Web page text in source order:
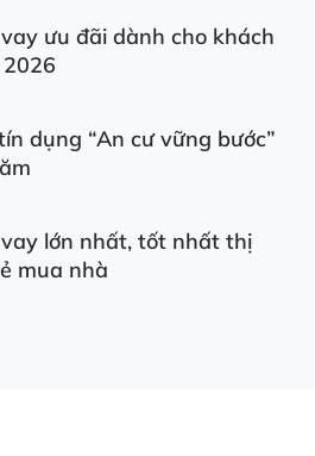
ưu đãi dành cho khách
dụng “An cư vững bước”
lớn nhất, tốt nhất thị
mua nhà